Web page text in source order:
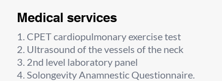
Medical services
CPET cardiopulmonary exercise test
Ultrasound of the vessels of the neck
2nd level laboratory panel
Solongevity Anamnestic Questionnaire.